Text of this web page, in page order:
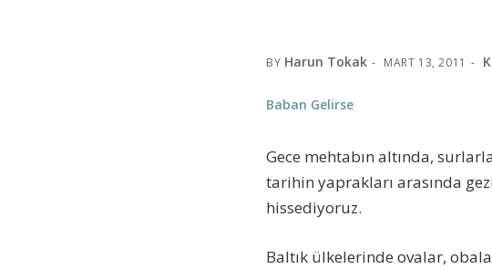
BY Harun Tokak MART 13, 2011
Baban Gelirse
Gece mehtabın altında,
tarihin yaprakları arasında
hissediyoruz.
Baltık ülkelerinde ovalar,